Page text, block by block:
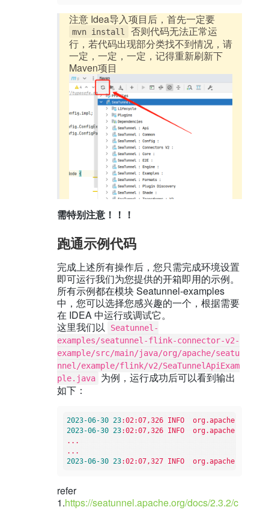
注意 Idea导入项目后，首先一定要
mvn install
否则代码无法正常运
行，若代码出现部分类找不到情况，请
一定，一定，一定，记得重新刷新下
Maven项目
需特别注意！！！
跑通示例代码
完成上述所有操作后，您只需完成环境设置
即可运行我们为您提供的开箱即用的示例。
所有示例都在模块 Seatunnel-examples
中，您可以选择您感兴趣的一个，根据需要
在 IDEA 中运行或调试它。
这里我们以
Seatunnel-
examples/seatunnel-flink-connector-v2-
example/src/main/java/org/apache/seatu
nnel/example/flink/v2/SeaTunnelApiExam
ple.java
为例，运行成功后可以看到输出
如下：
2023-06-30 23:02:07,326 INFO
2023-06-30 23:02:07,326 INFO
...
...
2023-06-30 23:02:07,327 INFO
refer
1.https://seatunnel.apache.org/docs/2.3.2/c